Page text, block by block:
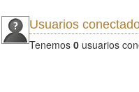
Usuarios
Tenemos 0 usuarios